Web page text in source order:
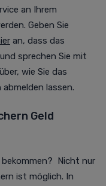
an Ihrem
Geben Sie
an, dass das
sprechen Sie mit
wie Sie das
lassen.
Geld
Nicht nur
ist möglich. In